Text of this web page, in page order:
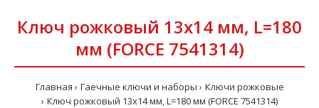
Ключ рожковый 13x14 мм, L=180
мм (FORCE 7541314)
Главная Гаечные ключи и наборы
Ключи рожковые
Ключ рожковый 13x14 мм, L=180 мм (FORCE 7541314)